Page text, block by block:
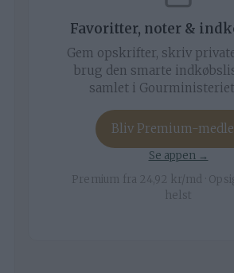
Favoritter, noter &
Gem opskrifter, skriv
brug den smarte
samlet i
Bliv Premium-
Se appen →
Premium fra 24,92 kr/md ·
helst